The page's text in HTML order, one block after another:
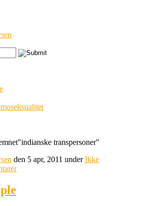
"indianske transpersoner"
den 5 apr, 2011 underIkke